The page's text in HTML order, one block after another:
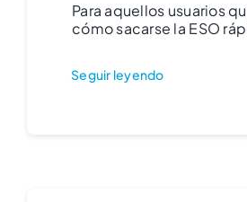
Para aquellos usuarios
cómo sacarse la ESO
Seguir leyendo